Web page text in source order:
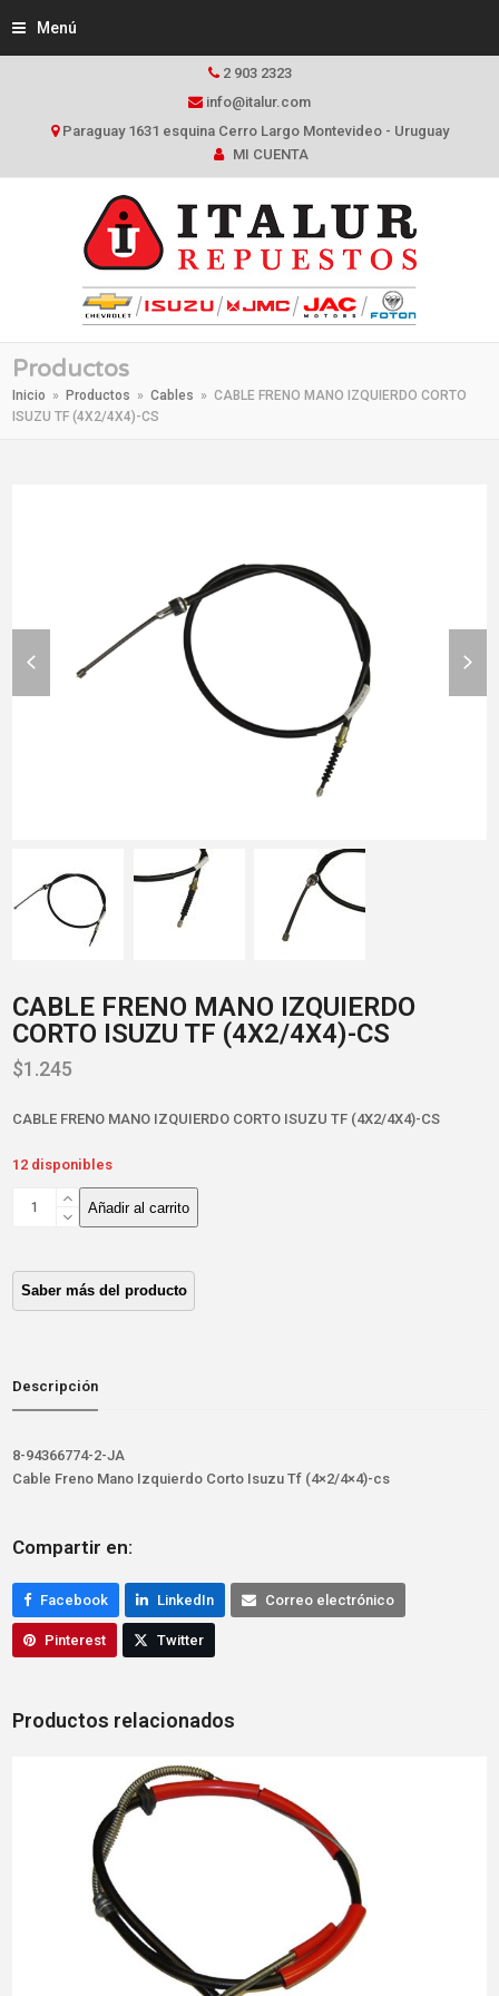
Menú
2 903 2323
info@italur.com
Paraguay 1631 esquina Cerro Largo Montevideo - Uruguay
MI CUENTA
Productos
Inicio » Productos » Cables » CABLE FRENO MANO IZQUIERDO CORTO
ISUZU TF (4X2/4X4)-CS
slide
CABLE FRENO MANO IZQUIERDO
CORTO ISUZU TF (4X2/4X4)-CS
$1.245
CABLE FRENO MANO IZQUIERDO CORTO ISUZU TF (4X2/4X4)-CS
12 disponibles
CABLE
IZQUIERDO
CORTO
ISUZU
CS
cantidad
Añadir al carrito
Descripción
8-94366774-2-JA
Cable Freno Mano Izquierdo Corto Isuzu Tf (4×2/4×4)-cs
Compartir en:
Facebook LinkedIn Correo electrónico
Pinterest Twitter
Productos relacionados